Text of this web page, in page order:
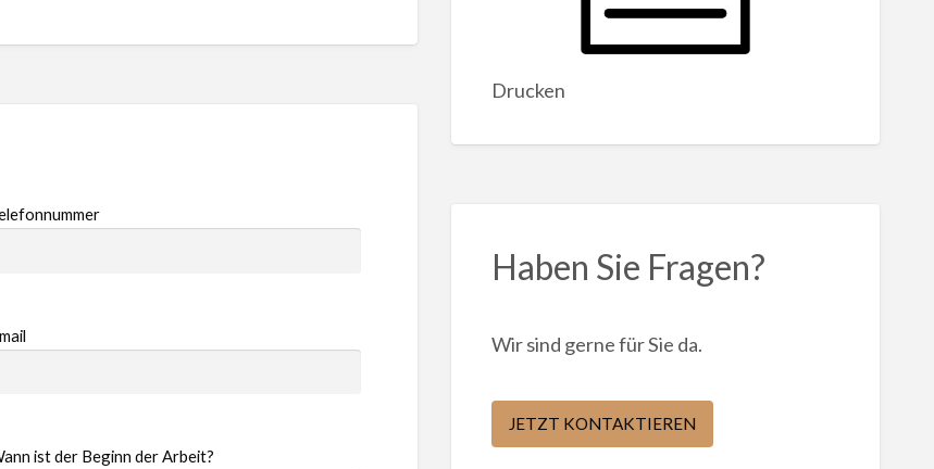
ist der Beginn der Arbeit?
Drucken
Haben Sie Fragen?
Wir sind gerne für Sie da.
JETZT KONTAKTIEREN